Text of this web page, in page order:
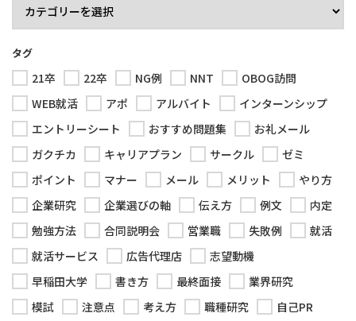
タグ
21卒 22卒 NG例 NNT
OBOG訪問
WEB就活
アポ アルバイト
インターンシップ
エントリーシート
おすすめ問題集
お礼メール
ガクチカ
キャリアプラン サークル
ゼミ
ポイント
マナー メール メリット
やり方
企業研究
企業選びの軸 伝え方 例文
内定
勉強方法
合同説明会 営業職 失敗例
就活
就活サービス
広告代理店
志望動機
早稲田大学
書き方 最終面接
業界研究
模試
注意点 考え方 職種研究
自己PR